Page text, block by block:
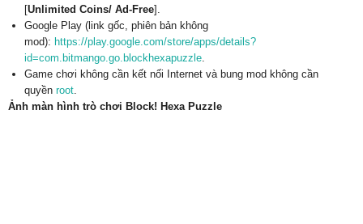
[Unlimited Coins/ Ad-Free].
Google Play (link gốc, phiên bản không
mod): https://play.google.com/store/apps/details?
id=com.bitmango.go.blockhexapuzzle.
Game chơi không cần kết nối Internet và bung mod không cần
quyền root.
Ảnh màn hình trò chơi Block! Hexa Puzzle